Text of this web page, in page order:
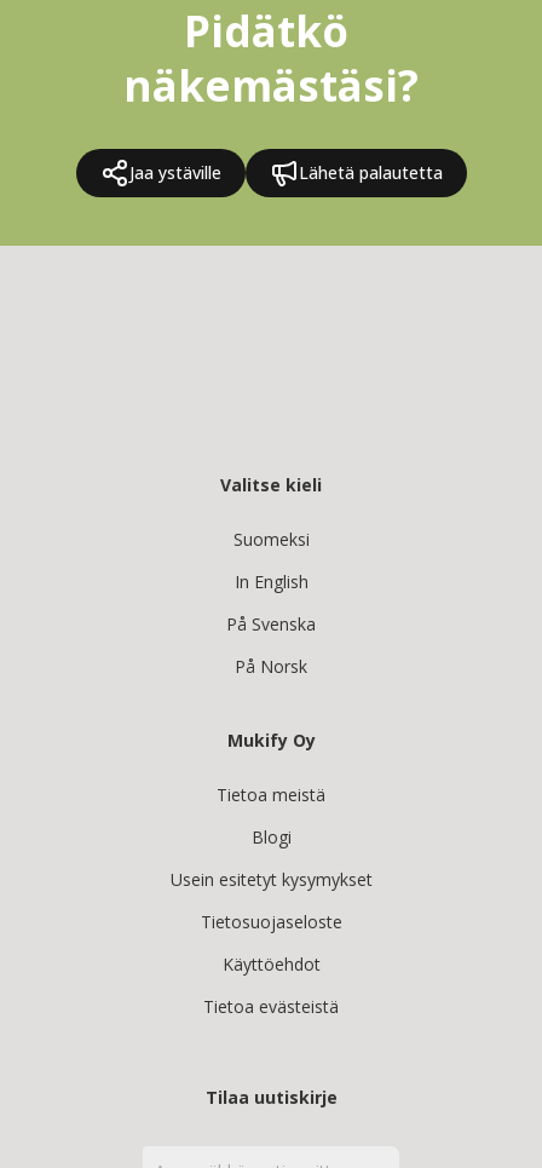
Pidätkö
näkemästäsi?
Jaa ystäville Lähetä palautetta
Valitse kieli
Suomeksi
In English
På Svenska
På Norsk
Mukify Oy
Tietoa meistä
Blogi
Usein esitetyt kysymykset
Tietosuojaseloste
Käyttöehdot
Tietoa evästeistä
Tilaa uutiskirje